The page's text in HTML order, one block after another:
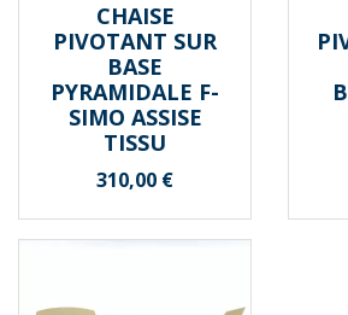
CHAISE
PIVOTANT SUR
BASE
PYRAMIDALE F-
SIMO ASSISE
TISSU
Prix
310,00 €